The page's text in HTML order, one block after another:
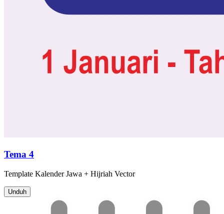
Tema 4
Template Kalender Jawa + Hijriah Vector
Unduh